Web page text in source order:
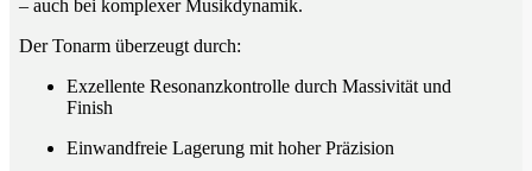
– auch bei komplexer Musikdynamik.
Der Tonarm überzeugt durch:
Exzellente Resonanzkontrolle durch Massivität und
Finish
Einwandfreie Lagerung mit hoher Präzision